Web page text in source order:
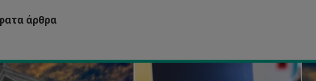
άρθρα